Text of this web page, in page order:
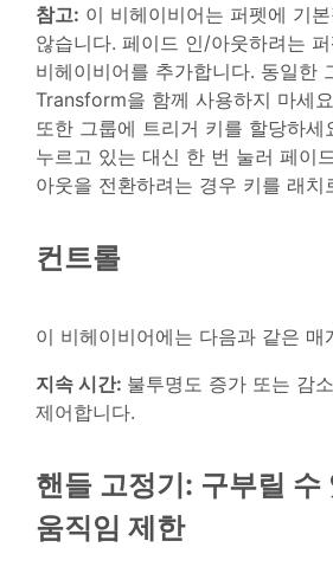
참고: 이 비헤이비어는 퍼펫에 기
않습니다. 페이드 인/아웃하려는
비헤이비어를 추가합니다. 동일한
Transform을 함께 사용하지 마세
또한 그룹에 트리거 키를 할당하세
누르고 있는 대신 한 번 눌러 페이
아웃을 전환하려는 경우 키를 래치
컨트롤
이 비헤이비어에는 다음과 같은 매
지속 시간: 불투명도 증가 또는 감
제어합니다.
핸들 고정기: 구부릴 수
움직임 제한